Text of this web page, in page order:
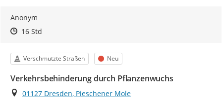
Anonym
Zeitpunkt des Erstellens
Zeitpunkt des Erstellens
16 StdZur Äußerung
Kategorie
Verschmutzte Straßen Status
Neu
Verkehrsbehinderung durch Pflanzenwuchs
Ort
01127 Dresden, Pieschener Mole